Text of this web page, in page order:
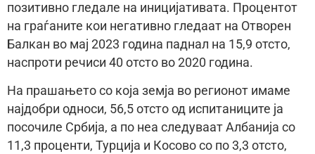
позитивно гледале на иницијативата. Процентот
на граѓаните кои негативно гледаат на Отворен
Балкан во мај 2023 година паднал на 15,9 отсто,
наспроти речиси 40 отсто во 2020 година.
На прашањето со која земја во регионот имаме
најдобри односи, 56,5 отсто од испитаниците ја
посочиле Србија, а по неа следуваат Албанија со
11,3 проценти, Турција и Косово со по 3,3 отсто,